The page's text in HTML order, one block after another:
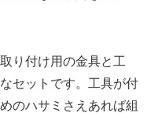
り付け用の金具と工
セットです。工具が付
のハサミさえあれば組